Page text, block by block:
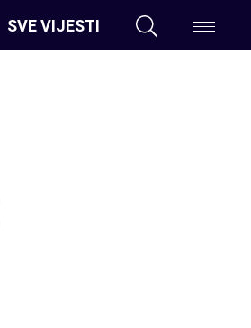
SVE VIJESTI